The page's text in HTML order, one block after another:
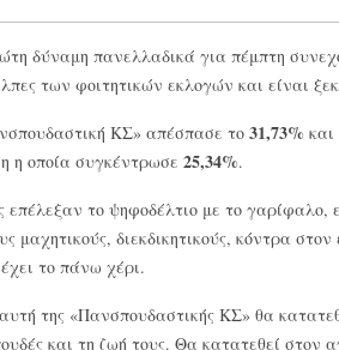
δύναμη πανελλαδικά για πέμπτη
των φοιτητικών εκλογών και είναι
ΚΣ» απέσπασε το 31,73% και
η οποία συγκέντρωσε 25,34%.
επέλεξαν το ψηφοδέλτιο με το γαρίφαλο,
μαχητικούς, διεκδικητικούς, κόντρα
το πάνω χέρι.
της «Πανσπουδαστικής ΚΣ» θα
και τη ζωή τους. Θα κατατεθεί στον